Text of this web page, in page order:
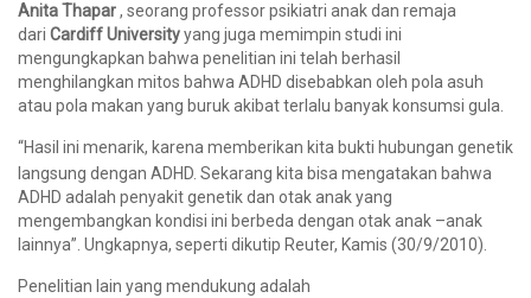
Anita Thapar, seorang professor psikiatri anak dan remaja
dari Cardiff Universityyang juga memimpin studi ini
mengungkapkan bahwa penelitian ini telah berhasil
menghilangkan mitos bahwa ADHD disebabkan oleh pola asuh
atau pola makan yang buruk akibat terlalu banyak konsumsi gula.
“Hasil ini menarik, karena memberikan kita bukti hubungan genetik
langsung dengan ADHD. Sekarang kita bisa mengatakan bahwa
ADHD adalah penyakit genetik dan otak anak yang
mengembangkan kondisi ini berbeda dengan otak anak –anak
lainnya”. Ungkapnya, seperti dikutip Reuter, Kamis (30/9/2010).
Penelitian lain yang mendukung adalah